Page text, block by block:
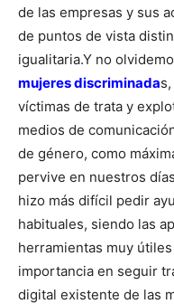
de las empresas y sus
de puntos de vista
igualitaria.Y no
mujeres discriminada
víctimas de trata y
medios de
de género, como
pervive en nuestros
hizo más difícil pedir
habituales, siendo las
herramientas muy
importancia en seguir
digital existente de las